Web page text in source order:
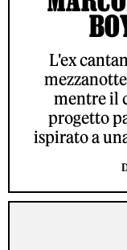
L'ex
mentre il
progetto
ispirato a